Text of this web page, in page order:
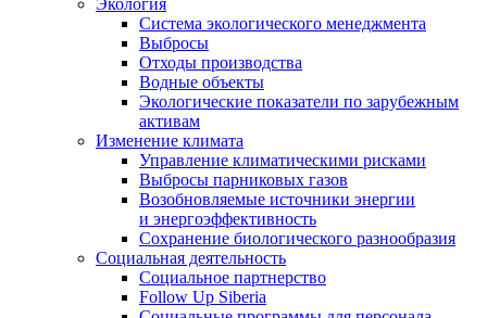
Экология
Система экологического менеджмента
Выбросы
Отходы производства
Водные объекты
Экологические показатели по зарубежным
активам
Изменение климата
Управление климатическими рисками
Выбросы парниковых газов
Возобновляемые источники энергии
и энергоэффективность
Сохранение биологического разнообразия
Социальная деятельность
Социальное партнерство
Follow Up Siberia